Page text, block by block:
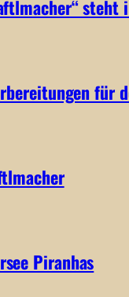
steht
für
Piranhas